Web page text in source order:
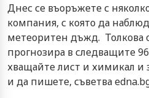
Днес се въоръжете с
компания, с която да
метеоритен дъжд. Толкова
прогнозира в следващите
хващайте лист и химикал и
и да пишете, съветва